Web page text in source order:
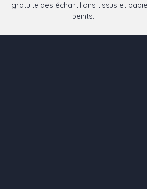
gratuite des échantillons tissus et
peints.